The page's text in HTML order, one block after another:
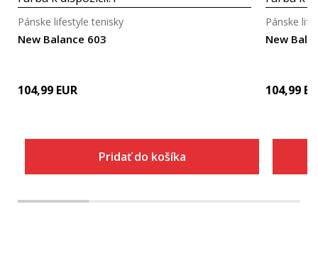
New Balance 603
Pánske lifestyle tenisky
104,99 EUR
Pridať do košíka
New
Pánske
104,99